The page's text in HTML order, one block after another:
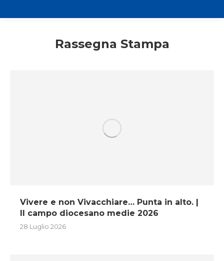
Rassegna Stampa
Vivere e non Vivacchiare… Punta in alto. |
Il campo diocesano medie 2026
28 Luglio 2026